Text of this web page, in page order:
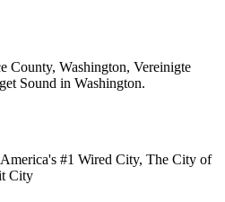
County, Washington, Vereinigte
Sound in Washington.
#1 Wired City, The City of
City